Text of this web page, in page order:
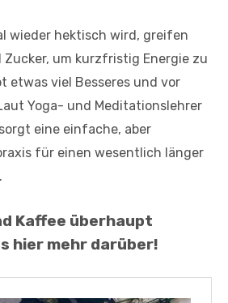
wieder hektisch wird, greifen
Zucker, um kurzfristig Energie zu
etwas viel Besseres und vor
Yoga- und Meditationslehrer
eine einfache, aber
für einen wesentlich länger
Kaffee überhaupt
hier mehr darüber!